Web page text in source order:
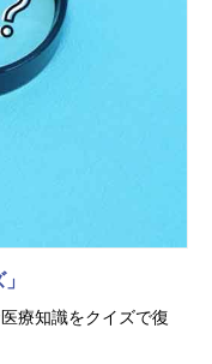
療知識をクイズで復